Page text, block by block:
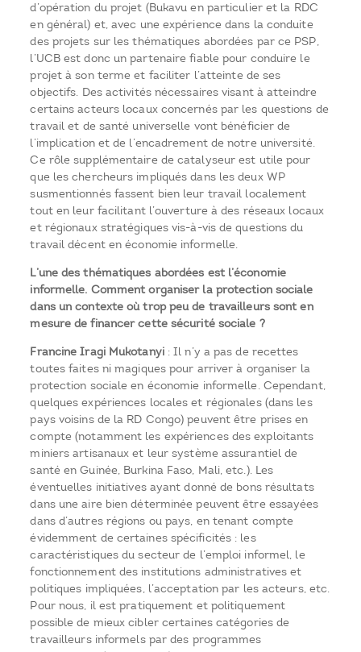
d’opération du projet (Bukavu en particulier et la RDC
en général) et, avec une expérience dans la conduite
des projets sur les thématiques abordées par ce PSP,
l’UCB est donc un partenaire fiable pour conduire le
projet à son terme et faciliter l’atteinte de ses
objectifs. Des activités nécessaires visant à atteindre
certains acteurs locaux concernés par les questions de
travail et de santé universelle vont bénéficier de
l’implication et de l’encadrement de notre université.
Ce rôle supplémentaire de catalyseur est utile pour
que les chercheurs impliqués dans les deux WP
susmentionnés fassent bien leur travail localement
tout en leur facilitant l’ouverture à des réseaux locaux
et régionaux stratégiques vis-à-vis de questions du
travail décent en économie informelle.
L’une des thématiques abordées est l’économie
informelle. Comment organiser la protection sociale
dans un contexte où trop peu de travailleurs sont en
mesure de financer cette sécurité sociale ?
Francine Iragi Mukotanyi : Il n’y a pas de recettes
toutes faites ni magiques pour arriver à organiser la
protection sociale en économie informelle. Cependant,
quelques expériences locales et régionales (dans les
pays voisins de la RD Congo) peuvent être prises en
compte (notamment les expériences des exploitants
miniers artisanaux et leur système assurantiel de
santé en Guinée, Burkina Faso, Mali, etc.). Les
éventuelles initiatives ayant donné de bons résultats
dans une aire bien déterminée peuvent être essayées
dans d’autres régions ou pays, en tenant compte
évidemment de certaines spécificités : les
caractéristiques du secteur de l’emploi informel, le
fonctionnement des institutions administratives et
politiques impliquées, l’acceptation par les acteurs, etc.
Pour nous, il est pratiquement et politiquement
possible de mieux cibler certaines catégories de
travailleurs informels par des programmes